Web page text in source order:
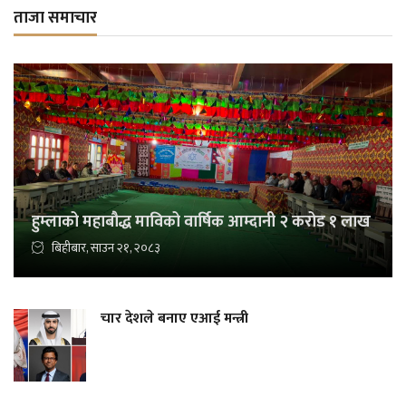
ताजा समाचार
हुम्लाको महाबौद्ध माविको वार्षिक आम्दानी २ करोड १ लाख
बिहीबार, साउन २१, २०८३
चार देशले बनाए एआई मन्त्री